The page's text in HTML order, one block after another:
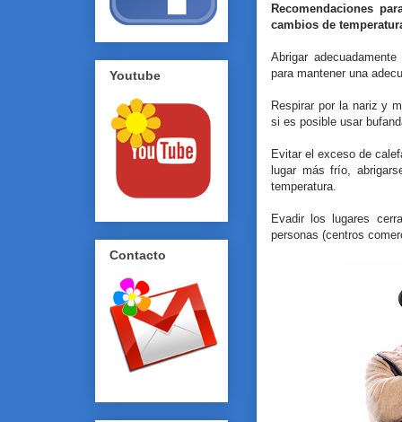
Recomendaciones
cambios de
Abrigar
para mantener una
Respirar por la nariz y
si es posible usar
Evitar el exceso de
lugar más frío,
temperatura.
Evadir los lugares
personas (centros
Youtube
Contacto